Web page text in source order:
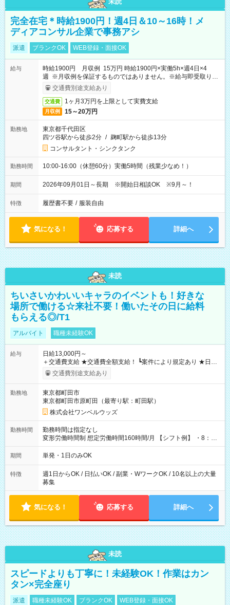
完全在宅＊時給1900円！週4日＆10～16時！メ
ディアコンサル企業で事務アシ
派遣 ブランクOK WEB登録・面接OK
給与
時給1900円 月収例 15万円 時給1900円×実働5h×週4日×4
週 ※月収例を保証するものではありません。※給与即受取りサ
ービス利用可（利用条件有）
交通費別途支給あり
交通費 1ヶ月3万円を上限として実費支給
月収例 15～20万円
勤務地
東京都千代田区
四ツ谷駅から徒歩2分 / 麹町駅から徒歩13分
コンサルタント・シンクタンク
勤務時間 10:00-16:00（休憩60分）実働5時間（残業少なめ！）
期間 2026年09月01日～長期 ※開始日相談OK ※9月～！
特徴 履歴書不要 / 服装自由
気になる！ 応募する 詳細へ
未読
ちいさいかわいいキャラのイベントも！好きな
場所で働ける☆来社不要！働いたその日に給料
もらえる◎/T1
アルバイト 職種未経験OK
給与
日給13,000円～
＋交通費支給 ★交通費全額支給！ ┗案件により規定あり ★日払
いOK！（規定あり） ┗働いたその日に現金GET♪ お仕事後はコ
ンビニATMから 日払い分を引き落とせます！ 【試用期間】試
交通費別途支給あり
勤務地
東京都町田市
東京都町田市原町田（最寄り駅：町田駅）
株式会社ワンベルウッズ
勤務時間
勤務時間は指定なし
変形労働時間制 想定労働時間160時間/月 【シフト例】 ・8：00
～21：00
期間 単発・1日のみOK
特徴
週1日からOK / 日払いOK / 副業・WワークOK / 10名以上の大量
募集
気になる！ 応募する 詳細へ
未読
スピードよりも丁寧に！未経験OK！作業はカン
タン×完全座り
派遣 職種未経験OK ブランクOK WEB登録・面接OK